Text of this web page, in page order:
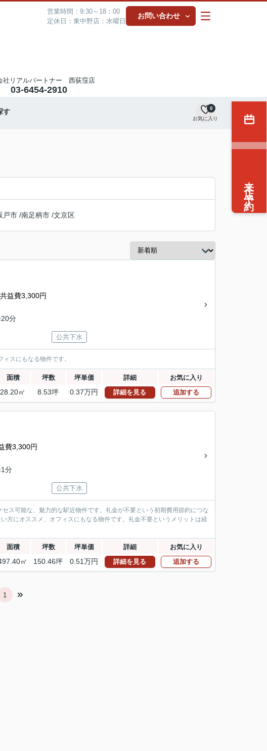
営業時間：9:30～18：00
定休日：東中野店：水曜日
お問い合わせ
社リアルパートナー 西荻窪店
03-6454-2910
す
お気に入り
0
戸市 /南足柄市 /文京区
益費3,300円
20分
公共下水
スにもなる物件です。
面積 坪数 坪単価 詳細 お気に入り
28.20㎡ 8.53坪 0.37万円 詳細を見る 追加する
費3,300円
1分
公共下水
ス可能な、魅力的な駅近物件です。礼金が不要という初期費用節約につな
方にオススメ、オフィスにもなる物件です。礼金不要というメリットは経
面積 坪数 坪単価 詳細 お気に入り
㎡ 150.46坪 0.51万円 詳細を見る 追加する
1
来店予約